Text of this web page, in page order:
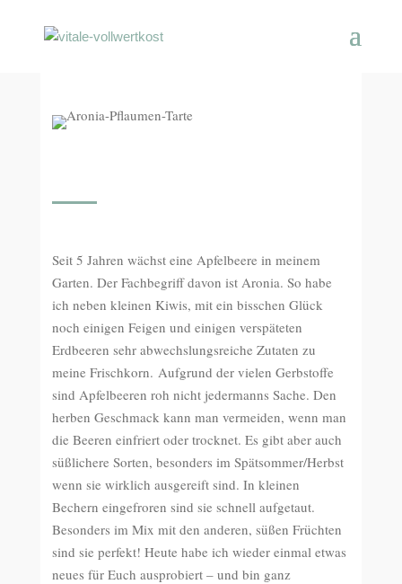
Seit 5 Jahren wächst eine Apfelbeere in meinem
Garten. Der Fachbegriff davon ist Aronia. So habe
ich neben kleinen Kiwis, mit ein bisschen Glück
noch einigen Feigen und einigen verspäteten
Erdbeeren sehr abwechslungsreiche Zutaten zu
meine Frischkorn. Aufgrund der vielen Gerbstoffe
sind Apfelbeeren roh nicht jedermanns Sache. Den
herben Geschmack kann man vermeiden, wenn man
die Beeren einfriert oder trocknet. Es gibt aber auch
süßlichere Sorten, besonders im Spätsommer/Herbst
wenn sie wirklich ausgereift sind. In kleinen
Bechern eingefroren sind sie schnell aufgetaut.
Besonders im Mix mit den anderen, süßen Früchten
sind sie perfekt! Heute habe ich wieder einmal etwas
neues für Euch ausprobiert – und bin ganz